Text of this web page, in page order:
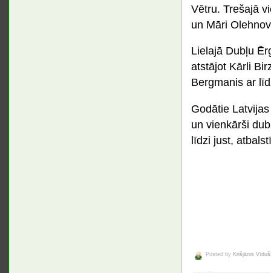
Vētru. Trešajā
un Māri
Lielajā Dubļu
atstājot Kārli
Bergmanis ar
Godātie
un vienkārši
līdzi just,
Posted by Krišjānis